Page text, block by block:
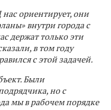
ориентирует, они
внутри города с
держат только эти
в том году
с этой задачей.
Были
но с
мы в рабочем порядке